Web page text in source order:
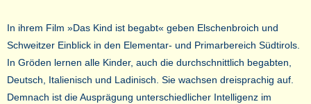
In ihrem Film »Das Kind ist begabt« geben Elschenbroich und
Schweitzer Einblick in den Elementar- und Primarbereich Südtirols.
In Gröden lernen alle Kinder, auch die durchschnittlich begabten,
Deutsch, Italienisch und Ladinisch. Sie wachsen dreisprachig auf.
Demnach ist die Ausprägung unterschiedlicher Intelligenz im